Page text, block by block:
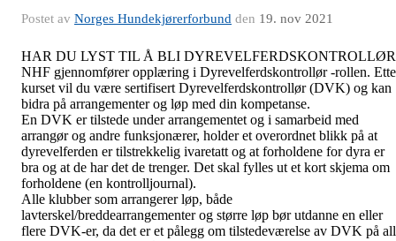
Postet av Norges Hundekjørerforbund den 19. nov 2021
HAR DU LYST TIL Å BLI
NHF gjennomfører opplæring i Dyrevelferdskontrollør -rollen.
kurset vil du være sertifisert Dyrevelferdskontrollør (DVK) og kan
bidra på arrangementer og løp med din kompetanse.
En DVK er tilstede under arrangementet og i samarbeid med
arrangør og andre funksjonærer, holder et overordnet blikk på at
dyrevelferden er tilstrekkelig ivaretatt og at forholdene for dyra er
bra og at de har det de trenger. Det skal fylles ut et kort skjema om
forholdene (en kontrolljournal).
Alle klubber som arrangerer løp, både
lavterskel/breddearrangementer og større løp bør utdanne en eller
flere DVK-er, da det er et pålegg om tilstedeværelse av DVK på